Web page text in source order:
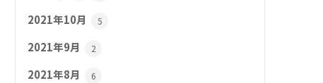
2021年10月 5
2021年9月 2
2021年8月 6